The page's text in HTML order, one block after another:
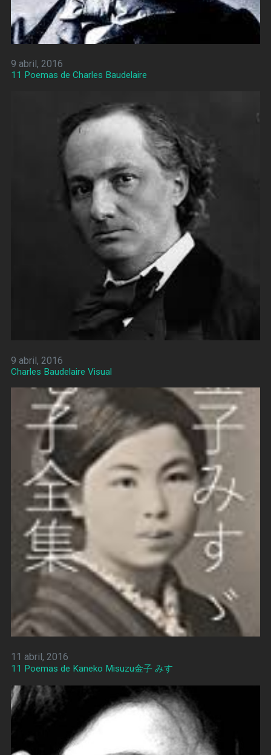
9 abril, 2016
11 Poemas de Charles Baudelaire
9 abril, 2016
Charles Baudelaire Visual
11 abril, 2016
11 Poemas de Kaneko Misuzu金子 みすゞ